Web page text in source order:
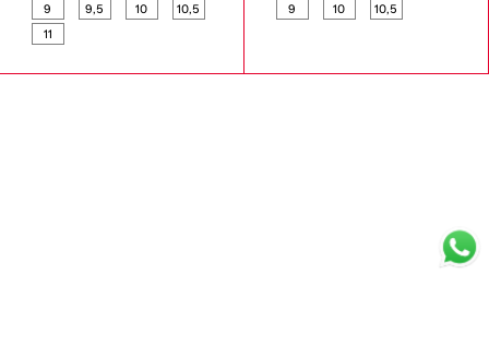
9
9,5 10
10,5
11
9
10 10,5